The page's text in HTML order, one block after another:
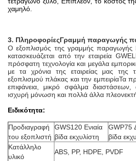
χαμηλό.
3. ΠληροφορίεςΓραμμή παραγωγής
Ο εξοπλισμός της γραμμής
κατασκευάζεται από την εταιρεία
πρόσφατη τεχνολογία και μεγάλα
με τα χρόνια της εταιρείας μας της
εξοπλισμού πλάκας και την εμπειρίαΤα
επιφάνεια, μικρό σφάλμα
ισχυρή μόνωση και πολλά άλλα
Ειδικότητα:
Προδιαγραφή
του εξοπλιστή
GWS120 Ενιαία
βίδα εκχυλίστη
GWP75
βίδα
Κατάλληλο
υλικό
ABS, PP, HDPE, PVDF